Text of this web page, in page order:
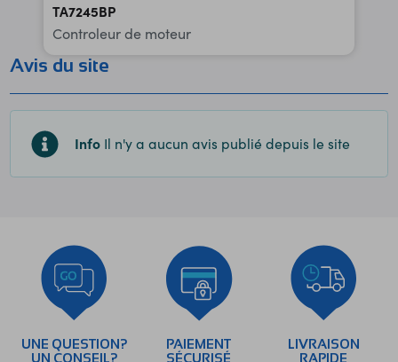
TA7245BP
Controleur de moteur
Avis du site
Info Il n'y a aucun avis publié depuis le site
UNE QUESTION?
UN CONSEIL?
PAIEMENT
SÉCURISÉ
LIVRAISON
RAPIDE